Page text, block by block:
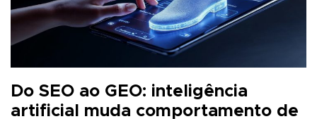
Do SEO ao GEO: inteligência
artificial muda comportamento de